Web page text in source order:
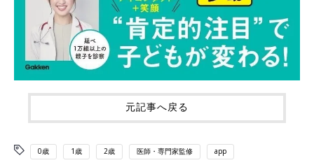
元記事へ戻る
0歳 1歳 2歳 医師・専門家監修 app